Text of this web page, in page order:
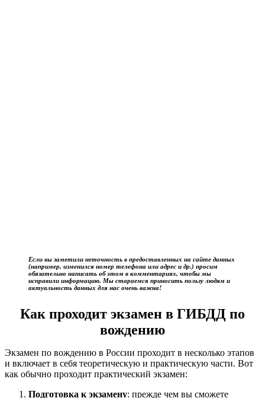
Если вы заметили неточность в предоставленных на сайте данных
(например, изменился номер телефона или адрес и др.) просим
обязательно написать об этом в комментариях, чтобы мы
исправили информацию. Мы стараемся приносить пользу людям и
актуальность данных для нас очень важна!
Как проходит экзамен в ГИБДД по
вождению
Экзамен по вождению в России проходит в несколько этапов
и включает в себя теоретическую и практическую части. Вот
как обычно проходит практический экзамен:
Подготовка к экзамену: прежде чем вы сможете